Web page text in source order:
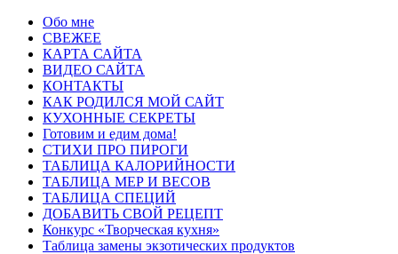
Обо мне
СВЕЖЕЕ
КАРТА САЙТА
ВИДЕО САЙТА
КОНТАКТЫ
КАК РОДИЛСЯ МОЙ САЙТ
КУХОННЫЕ СЕКРЕТЫ
Готовим и едим дома!
СТИХИ ПРО ПИРОГИ
ТАБЛИЦА КАЛОРИЙНОСТИ
ТАБЛИЦА МЕР И ВЕСОВ
ТАБЛИЦА СПЕЦИЙ
ДОБАВИТЬ СВОЙ РЕЦЕПТ
Конкурс «Творческая кухня»
Таблица замены экзотических продуктов